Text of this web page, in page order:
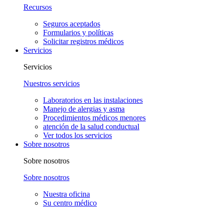
Recursos
Seguros aceptados
Formularios y políticas
Solicitar registros médicos
Servicios
Servicios
Nuestros servicios
Laboratorios en las instalaciones
Manejo de alergias y asma
Procedimientos médicos menores
atención de la salud conductual
Ver todos los servicios
Sobre nosotros
Sobre nosotros
Sobre nosotros
Nuestra oficina
Su centro médico